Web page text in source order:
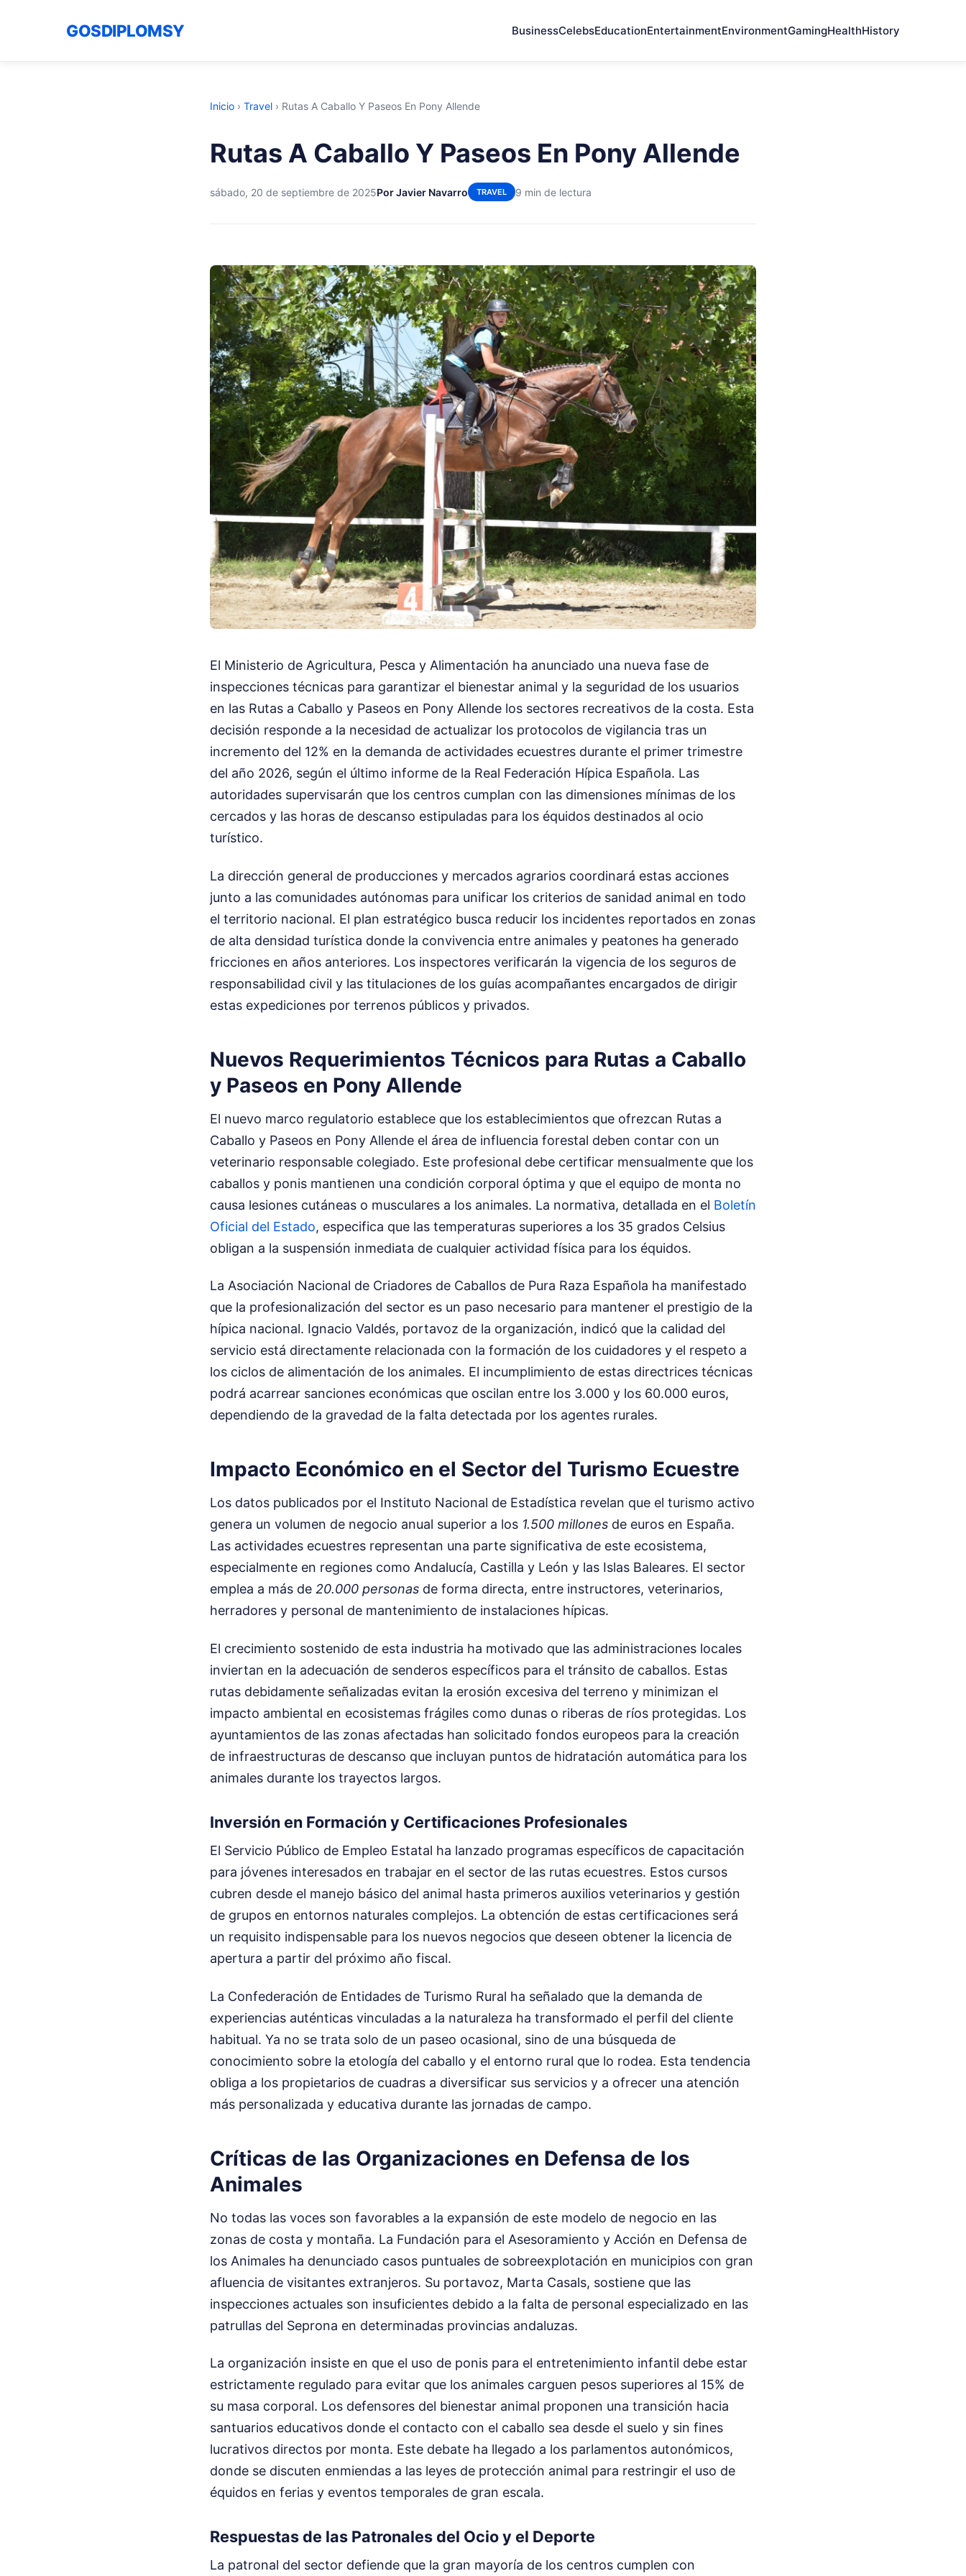
GOSDIPLOMSY BusinessCelebsEducationEntertainmentEnvironmentGamingHealthHistory
Inicio › Travel › Rutas A Caballo Y Paseos En Pony Allende
Rutas A Caballo Y Paseos En Pony Allende
sábado, 20 de septiembre de 2025Por Javier Navarro TRAVEL 9 min de lectura
El Ministerio de Agricultura, Pesca y Alimentación ha anunciado una nueva fase de
inspecciones técnicas para garantizar el bienestar animal y la seguridad de los usuarios
en las Rutas a Caballo y Paseos en Pony Allende los sectores recreativos de la costa. Esta
decisión responde a la necesidad de actualizar los protocolos de vigilancia tras un
incremento del 12% en la demanda de actividades ecuestres durante el primer trimestre
del año 2026, según el último informe de la Real Federación Hípica Española. Las
autoridades supervisarán que los centros cumplan con las dimensiones mínimas de los
cercados y las horas de descanso estipuladas para los équidos destinados al ocio
turístico.
La dirección general de producciones y mercados agrarios coordinará estas acciones
junto a las comunidades autónomas para unificar los criterios de sanidad animal en todo
el territorio nacional. El plan estratégico busca reducir los incidentes reportados en zonas
de alta densidad turística donde la convivencia entre animales y peatones ha generado
fricciones en años anteriores. Los inspectores verificarán la vigencia de los seguros de
responsabilidad civil y las titulaciones de los guías acompañantes encargados de dirigir
estas expediciones por terrenos públicos y privados.
Nuevos Requerimientos Técnicos para Rutas a Caballo
y Paseos en Pony Allende
El nuevo marco regulatorio establece que los establecimientos que ofrezcan Rutas a
Caballo y Paseos en Pony Allende el área de influencia forestal deben contar con un
veterinario responsable colegiado. Este profesional debe certificar mensualmente que los
caballos y ponis mantienen una condición corporal óptima y que el equipo de monta no
causa lesiones cutáneas o musculares a los animales. La normativa, detallada en el Boletín
Oficial del Estado, especifica que las temperaturas superiores a los 35 grados Celsius
obligan a la suspensión inmediata de cualquier actividad física para los équidos.
La Asociación Nacional de Criadores de Caballos de Pura Raza Española ha manifestado
que la profesionalización del sector es un paso necesario para mantener el prestigio de la
hípica nacional. Ignacio Valdés, portavoz de la organización, indicó que la calidad del
servicio está directamente relacionada con la formación de los cuidadores y el respeto a
los ciclos de alimentación de los animales. El incumplimiento de estas directrices técnicas
podrá acarrear sanciones económicas que oscilan entre los 3.000 y los 60.000 euros,
dependiendo de la gravedad de la falta detectada por los agentes rurales.
Impacto Económico en el Sector del Turismo Ecuestre
Los datos publicados por el Instituto Nacional de Estadística revelan que el turismo activo
genera un volumen de negocio anual superior a los 1.500 millones de euros en España.
Las actividades ecuestres representan una parte significativa de este ecosistema,
especialmente en regiones como Andalucía, Castilla y León y las Islas Baleares. El sector
emplea a más de 20.000 personas de forma directa, entre instructores, veterinarios,
herradores y personal de mantenimiento de instalaciones hípicas.
El crecimiento sostenido de esta industria ha motivado que las administraciones locales
inviertan en la adecuación de senderos específicos para el tránsito de caballos. Estas
rutas debidamente señalizadas evitan la erosión excesiva del terreno y minimizan el
impacto ambiental en ecosistemas frágiles como dunas o riberas de ríos protegidas. Los
ayuntamientos de las zonas afectadas han solicitado fondos europeos para la creación
de infraestructuras de descanso que incluyan puntos de hidratación automática para los
animales durante los trayectos largos.
Inversión en Formación y Certificaciones Profesionales
El Servicio Público de Empleo Estatal ha lanzado programas específicos de capacitación
para jóvenes interesados en trabajar en el sector de las rutas ecuestres. Estos cursos
cubren desde el manejo básico del animal hasta primeros auxilios veterinarios y gestión
de grupos en entornos naturales complejos. La obtención de estas certificaciones será
un requisito indispensable para los nuevos negocios que deseen obtener la licencia de
apertura a partir del próximo año fiscal.
La Confederación de Entidades de Turismo Rural ha señalado que la demanda de
experiencias auténticas vinculadas a la naturaleza ha transformado el perfil del cliente
habitual. Ya no se trata solo de un paseo ocasional, sino de una búsqueda de
conocimiento sobre la etología del caballo y el entorno rural que lo rodea. Esta tendencia
obliga a los propietarios de cuadras a diversificar sus servicios y a ofrecer una atención
más personalizada y educativa durante las jornadas de campo.
Críticas de las Organizaciones en Defensa de los
Animales
No todas las voces son favorables a la expansión de este modelo de negocio en las
zonas de costa y montaña. La Fundación para el Asesoramiento y Acción en Defensa de
los Animales ha denunciado casos puntuales de sobreexplotación en municipios con gran
afluencia de visitantes extranjeros. Su portavoz, Marta Casals, sostiene que las
inspecciones actuales son insuficientes debido a la falta de personal especializado en las
patrullas del Seprona en determinadas provincias andaluzas.
La organización insiste en que el uso de ponis para el entretenimiento infantil debe estar
estrictamente regulado para evitar que los animales carguen pesos superiores al 15% de
su masa corporal. Los defensores del bienestar animal proponen una transición hacia
santuarios educativos donde el contacto con el caballo sea desde el suelo y sin fines
lucrativos directos por monta. Este debate ha llegado a los parlamentos autonómicos,
donde se discuten enmiendas a las leyes de protección animal para restringir el uso de
équidos en ferias y eventos temporales de gran escala.
Respuestas de las Patronales del Ocio y el Deporte
La patronal del sector defiende que la gran mayoría de los centros cumplen con